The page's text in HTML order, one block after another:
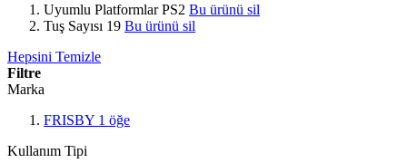
Uyumlu Platformlar PS2 Bu ürünü sil
Tuş Sayısı 19 Bu ürünü sil
Hepsini Temizle
Filtre
Marka
FRISBY 1 öğe
Kullanım Tipi